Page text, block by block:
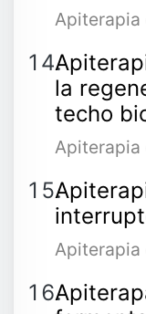
Apiterapia
la
techo
Apiterapia
Apiterapia